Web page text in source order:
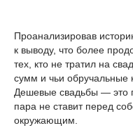
Проанализировав
к выводу, что более
тех, кто не тратил на
сумм и чьи обручальные
Дешевые свадьбы — это
пара не ставит перед
окружающим.